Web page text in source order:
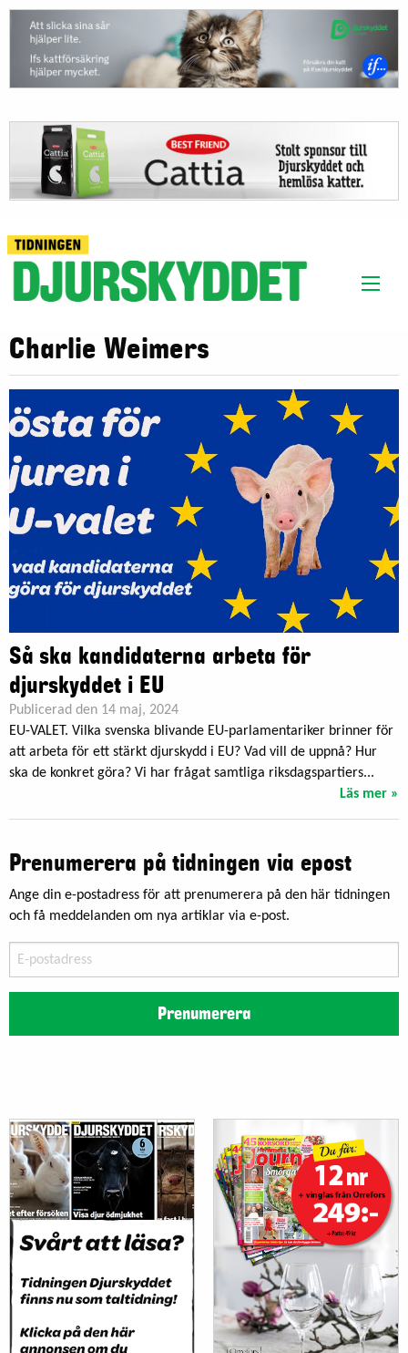
Charlie Weimers
Så ska kandidaterna arbeta för
djurskyddet i EU
Publicerad den 14 maj, 2024
EU-VALET. Vilka svenska blivande EU-parlamentariker brinner för
att arbeta för ett stärkt djurskydd i EU? Vad vill de uppnå? Hur
ska de konkret göra? Vi har frågat samtliga riksdagspartiers...
Läs mer »
Prenumerera på tidningen via epost
Ange din e-postadress för att prenumerera på den här tidningen
och få meddelanden om nya artiklar via e-post.
postadress
Prenumerera